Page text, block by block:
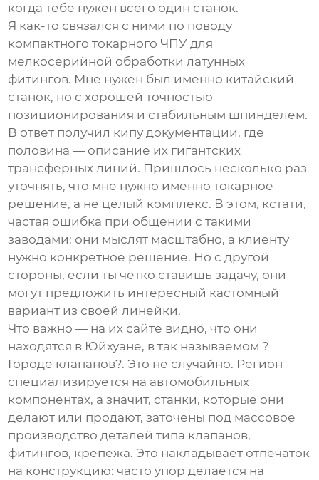
когда тебе нужен всего один станок.
Я как-то связался с ними по поводу
компактного токарного ЧПУ для
мелкосерийной обработки латунных
фитингов. Мне нужен был именно китайский
станок, но с хорошей точностью
позиционирования и стабильным шпинделем.
В ответ получил кипу документации, где
половина — описание их гигантских
трансферных линий. Пришлось несколько раз
уточнять, что мне нужно именно токарное
решение, а не целый комплекс. В этом, кстати,
частая ошибка при общении с такими
заводами: они мыслят масштабно, а клиенту
нужно конкретное решение. Но с другой
стороны, если ты чётко ставишь задачу, они
могут предложить интересный кастомный
вариант из своей линейки.
Что важно — на их сайте видно, что они
находятся в Юйхуане, в так называемом ?
Городе клапанов?. Это не случайно. Регион
специализируется на автомобильных
компонентах, а значит, станки, которые они
делают или продают, заточены под массовое
производство деталей типа клапанов,
фитингов, крепежа. Это накладывает отпечаток
на конструкцию: часто упор делается на